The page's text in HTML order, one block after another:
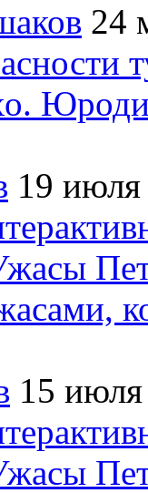
24
19
15